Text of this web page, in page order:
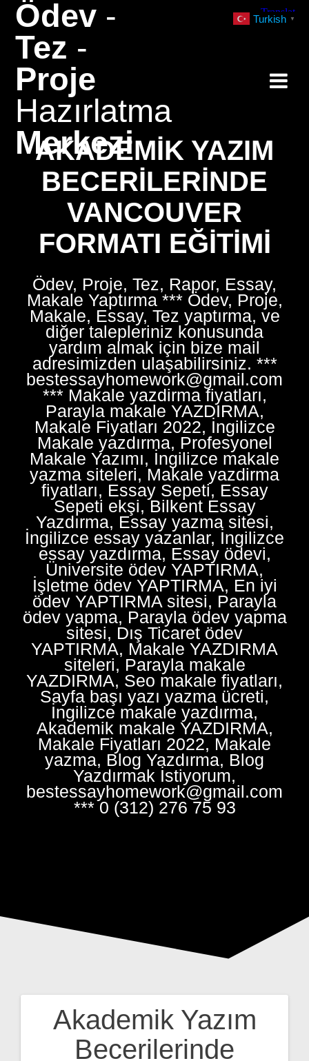
Ödev -
Tez -
Proje
Hazırlatma
Merkezi
AKADEMIK YAZIM
BECERILERINDE
VANCOUVER
FORMATI EĞITIMI
Ödev, Proje, Tez, Rapor, Essay,
Makale Yaptırma *** Ödev, Proje,
Makale, Essay, Tez yaptırma, ve
diğer talepleriniz konusunda
yardım almak için bize mail
adresimizden ulaşabilirsiniz. ***
bestessayhomework@gmail.com
*** Makale yazdirma fiyatları,
Parayla makale YAZDIRMA,
Makale Fiyatları 2022, İngilizce
Makale yazdırma, Profesyonel
Makale Yazımı, İngilizce makale
yazma siteleri, Makale yazdirma
fiyatları, Essay Sepeti, Essay
Sepeti ekşi, Bilkent Essay
Yazdırma, Essay yazma sitesi,
İngilizce essay yazanlar, İngilizce
essay yazdırma, Essay ödevi,
Üniversite ödev YAPTIRMA,
İşletme ödev YAPTIRMA, En iyi
ödev YAPTIRMA sitesi, Parayla
ödev yapma, Parayla ödev yapma
sitesi, Dış Ticaret ödev
YAPTIRMA, Makale YAZDIRMA
siteleri, Parayla makale
YAZDIRMA, Seo makale fiyatları,
Sayfa başı yazı yazma ücreti,
İngilizce makale yazdırma,
Akademik makale YAZDIRMA,
Makale Fiyatları 2022, Makale
yazma, Blog Yazdırma, Blog
Yazdırmak İstiyorum,
bestessayhomework@gmail.com
*** 0 (312) 276 75 93
Akademik Yazım
Becerilerinde
Yazı
Turkish ▼